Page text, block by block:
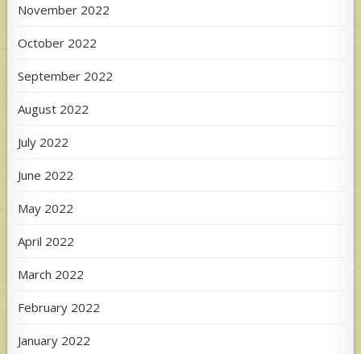
November 2022
October 2022
September 2022
August 2022
July 2022
June 2022
May 2022
April 2022
March 2022
February 2022
January 2022